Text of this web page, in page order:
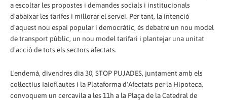
a escoltar les propostes i demandes socials i institucionals
d'abaixar les tarifes i millorar el servei. Per tant, la intenció
d'aquest nou espai popular i democràtic, és debatre un nou model
de transport públic, un nou model tarifari i plantejar una unitat
d'acció de tots els sectors afectats.
L'endemà, divendres dia 30, STOP PUJADES, juntament amb els
col·lectius Iaioflautes i la Plataforma d'Afectats per la Hipoteca,
convoquem un cercavila a les 11h a la Plaça de la Catedral de